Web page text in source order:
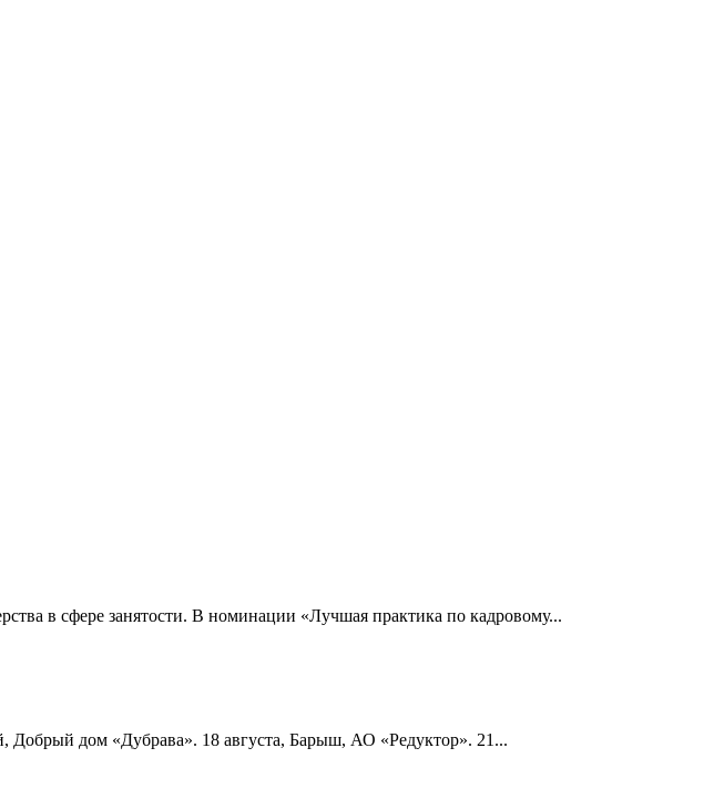
в сфере занятости. В номинации «Лучшая практика по кадровому...
Добрый дом «Дубрава». 18 августа, Барыш, АО «Редуктор». 21...